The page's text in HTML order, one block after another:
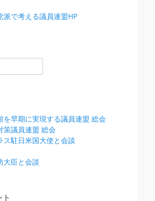
派で考える議員連盟HP
を早期に実現する議員連盟 総会
策議員連盟 総会
ス駐日米国大使と会談
大臣と会談